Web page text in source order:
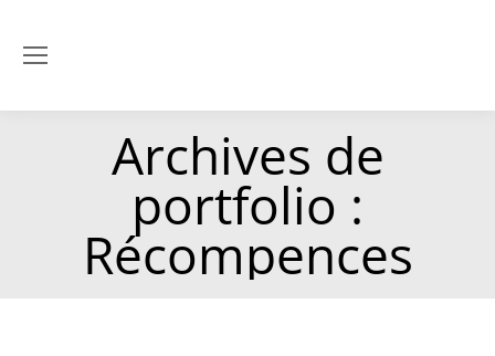
Archives de
portfolio :
Récompences